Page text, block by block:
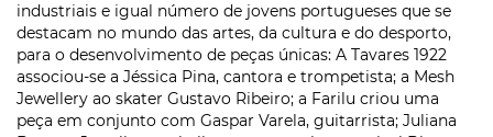
industriais e igual número de jovens portugueses que se
destacam no mundo das artes, da cultura e do desporto,
para o desenvolvimento de peças únicas: A Tavares 1922
associou-se a Jéssica Pina, cantora e trompetista; a Mesh
Jewellery ao skater Gustavo Ribeiro; a Farilu criou uma
peça em conjunto com Gaspar Varela, guitarrista; Juliana